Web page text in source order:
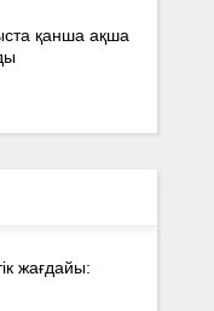
қанша ақша
жағдайы: